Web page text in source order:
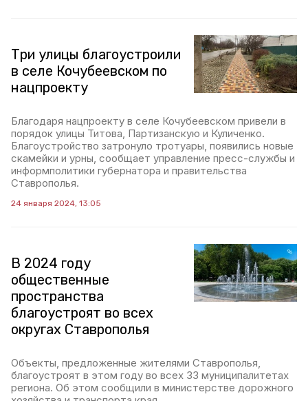
Три улицы благоустроили
в селе Кочубеевском по
нацпроекту
Благодаря нацпроекту в селе Кочубеевском привели в
порядок улицы Титова, Партизанскую и Куличенко.
Благоустройство затронуло тротуары, появились новые
скамейки и урны, сообщает управление пресс-службы и
информполитики губернатора и правительства
Ставрополья.
24 января 2024, 13:05
В 2024 году
общественные
пространства
благоустроят во всех
округах Ставрополья
Объекты, предложенные жителями Ставрополья,
благоустроят в этом году во всех 33 муниципалитетах
региона. Об этом сообщили в министерстве дорожного